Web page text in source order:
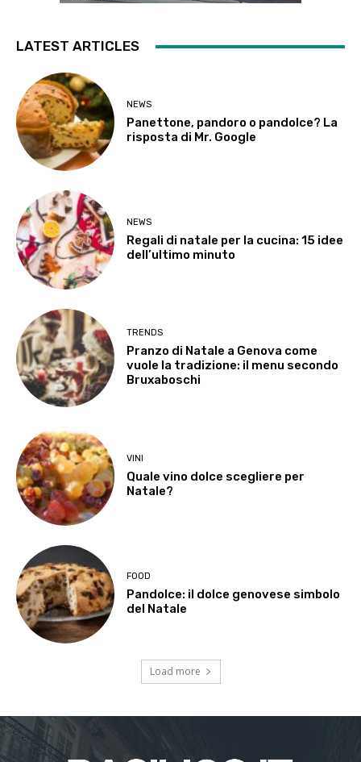
LATEST ARTICLES
NEWS
Panettone, pandoro o pandolce? La
risposta di Mr. Google
NEWS
Regali di natale per la cucina: 15 idee
dell’ultimo minuto
TRENDS
Pranzo di Natale a Genova come
vuole la tradizione: il menu secondo
Bruxaboschi
VINI
Quale vino dolce scegliere per
Natale?
FOOD
Pandolce: il dolce genovese simbolo
del Natale
Load more